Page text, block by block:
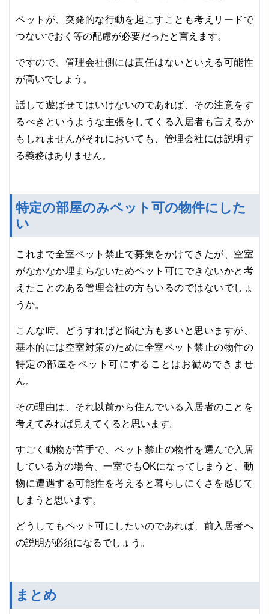
ペットが、突発的な行動を起こすことも考えリードで
つないでおく等の配慮が必要だったと言えます。
ですので、管理会社側には責任はないといえる可能性
が高いでしょう。
話して遊ばせてはいけないのであれば、その注意をす
るべきというような主張をしてくる入居者も言えるか
もしれませんがそれにおいても、管理会社には説明す
る義務はありません。
特定の部屋のみペット可の物件にした
い
これまで全室ペット禁止で募集をかけてきたが、空室
がなかなか埋まらないためペット可にできないかと考
えたことのある管理会社の方もいるのではないでしょ
うか。
こんな時、どうすればと悩む方も多いと思いますが、
基本的には空室対策のために全室ペット禁止の物件の
特定の部屋をペット可にすることはお勧めできませ
ん。
その理由は、それ以前から住んでいる入居者のことを
考えてみれば見えてくると思います。
すごく動物が苦手で、ペット禁止の物件を選んで入居
している方の場合、一室でもOKになってしまうと、動
物に遭遇する可能性を考えると暮らしにくさを感じて
しまうと思います。
どうしてもペット可にしたいのであれば、前入居者へ
の説明が必須になるでしょう。
まとめ